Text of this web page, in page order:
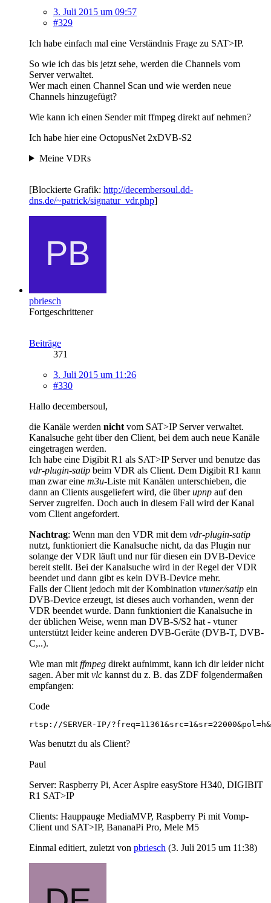
3. Juli 2015 um 09:57
#329
Ich habe einfach mal eine Verständnis Frage zu SAT>IP.
So wie ich das bis jetzt sehe, werden die Channels vom
Server verwaltet.
Wer mach einen Channel Scan und wie werden neue
Channels hinzugefügt?
Wie kann ich einen Sender mit ffmpeg direkt auf nehmen?
Ich habe hier eine OctopusNet 2xDVB-S2
Meine VDRs
[Blockierte Grafik: http://decembersoul.dd-
dns.de/~patrick/signatur_vdr.php]
pbriesch
Fortgeschrittener
Beiträge
371
3. Juli 2015 um 11:26
#330
Hallo decembersoul,
die Kanäle werden nicht vom SAT>IP Server verwaltet.
Kanalsuche geht über den Client, bei dem auch neue Kanäle
eingetragen werden.
Ich habe eine Digibit R1 als SAT>IP Server und benutze das
vdr-plugin-satip beim VDR als Client. Dem Digibit R1 kann
man zwar eine m3u-Liste mit Kanälen unterschieben, die
dann an Clients ausgeliefert wird, die überupnp auf den
Server zugreifen. Doch auch in diesem Fall wird der Kanal
vom Client angefordert.
Nachtrag: Wenn man den VDR mit dem vdr-plugin-satip
nutzt, funktioniert die Kanalsuche nicht, da das Plugin nur
solange der VDR läuft und nur für diesen ein DVB-Device
bereit stellt. Bei der Kanalsuche wird in der Regel der VDR
beendet und dann gibt es kein DVB-Device mehr.
Falls der Client jedoch mit der Kombination vtuner/satip ein
DVB-Device erzeugt, ist dieses auch vorhanden, wenn der
VDR beendet wurde. Dann funktioniert die Kanalsuche in
der üblichen Weise, wenn man DVB-S/S2 hat - vtuner
unterstützt leider keine anderen DVB-Geräte (DVB-T, DVB-
C,..).
Wie man mit ffmpeg direkt aufnimmt, kann ich dir leider nicht
sagen. Aber mit vlc kannst du z. B. das ZDF folgendermaßen
empfangen:
Code
rtsp://SERVER-IP/
Was benutzt du als Client?
Paul
Server: Raspberry Pi, Acer Aspire easyStore H340, DIGIBIT
R1 SAT>IP
Clients: Hauppauge MediaMVP, Raspberry Pi mit Vomp-
Client und SAT>IP, BananaPi Pro, Mele M5
Einmal editiert, zuletzt von pbriesch (3. Juli 2015 um 11:38)